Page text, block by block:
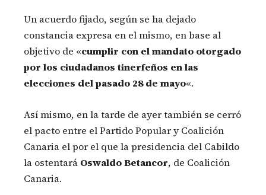
Un acuerdo fijado, según se ha dejado
constancia expresa en el mismo, en base al
objetivo de «cumplir con el mandato otorgado
por los ciudadanos tinerfeños en las
elecciones del pasado 28 de mayo«.
Así mismo, en la tarde de ayer también se cerró
el pacto entre el Partido Popular y Coalición
Canaria el por el que la presidencia del Cabildo
la ostentará Oswaldo Betancor, de Coalición
Canaria.